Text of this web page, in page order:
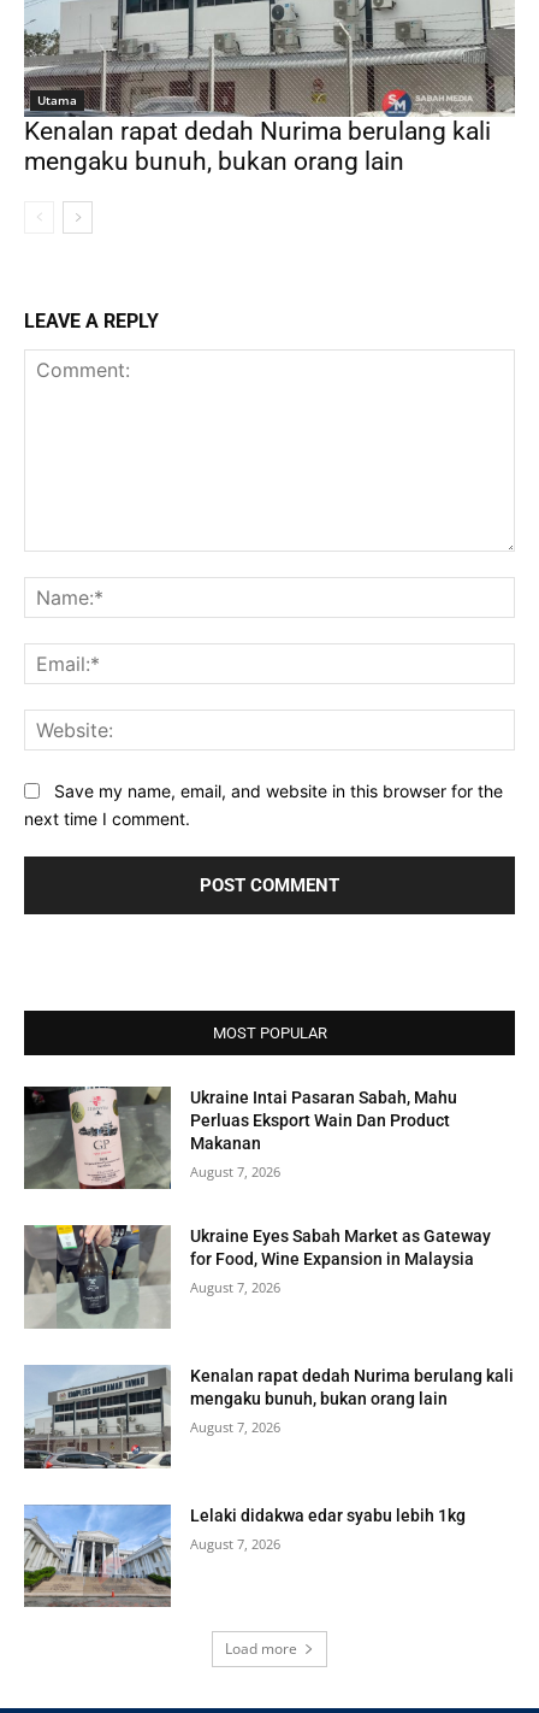
Utama
Kenalan rapat dedah Nurima berulang kali
mengaku bunuh, bukan orang lain
LEAVE A REPLY
Save my name, email, and website in this browser for the
next time I comment.
MOST POPULAR
Ukraine Intai Pasaran Sabah, Mahu
Perluas Eksport Wain Dan Product
Makanan
August 7, 2026
Ukraine Eyes Sabah Market as Gateway
for Food, Wine Expansion in Malaysia
August 7, 2026
Kenalan rapat dedah Nurima berulang kali
mengaku bunuh, bukan orang lain
August 7, 2026
Lelaki didakwa edar syabu lebih 1kg
August 7, 2026
Load more